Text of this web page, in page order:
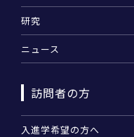
研究
ニュース
訪問者の方
入進学希望の方へ